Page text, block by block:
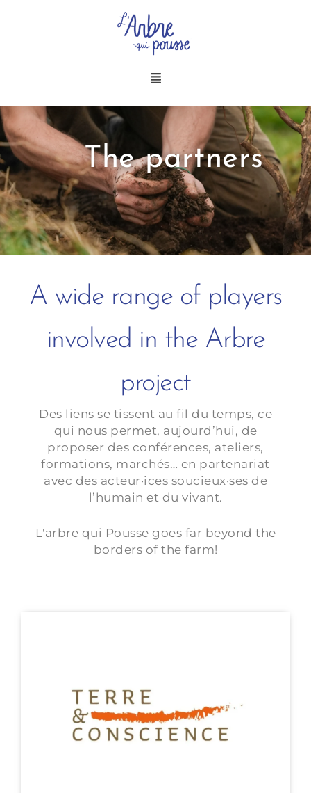
Menu
The partners
A wide range of players
involved in the Arbre
project
Des liens se tissent au fil du temps, ce
qui nous permet, aujourd’hui, de
proposer des conférences, ateliers,
formations, marchés… en partenariat
avec des acteur·ices soucieux·ses de
l’humain et du vivant.
L'arbre qui Pousse goes far beyond the
borders of the farm!